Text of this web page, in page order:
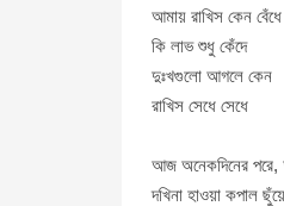
আমায় রাখিস কেন বেঁধে
কি লাভ শুধু কেঁদে
দুঃখগুলো আগলে কেন
রাখিস সেধে সেধে
আজ অনেকদিনের পরে,
দখিনা হাওয়া কপাল